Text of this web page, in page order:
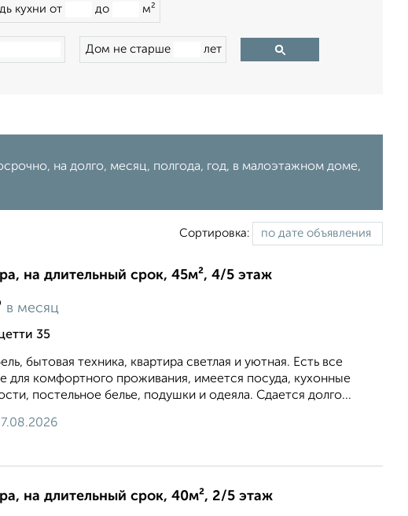
кухни от до м²
Дом не старше лет
на долго, месяц, полгода, год, в малоэтажном доме,
Сортировка:
на длительный срок, 45м², 4/5 этаж
в месяц
35
бытовая техника, квартира светлая и уютная. Есть все
для комфортного проживания, имеется посуда, кухонные
постельное белье, подушки и одеяла. Сдается долго...
на длительный срок, 40м², 2/5 этаж